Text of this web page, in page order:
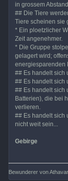
in grossem
## Die Tiere
Tiere scheinen sie
* Ein ploetzlicher
Zeit angenehmer.
* Die Gruppe
gelagert wird;
energiesparenden
## Es handelt sich
## Es handelt sich
## Es handelt sich
Batterien), die bei
verlieren.
## Es handelt sich
nicht weit sein...
Gebirge
Bewunderer von